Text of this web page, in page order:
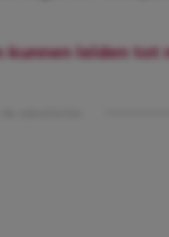
kunnen leiden tot